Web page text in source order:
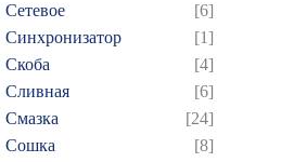
Сетевое
[6]
Синхронизатор
[1]
Скоба
[4]
Сливная
[6]
Смазка
[24]
Сошка
[8]